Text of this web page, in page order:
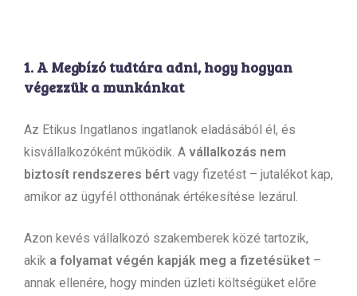
1. A Megbízó tudtára adni, hogy hogyan
végezzük a munkánkat
Az Etikus Ingatlanos ingatlanok eladásából él, és
kisvállalkozóként működik. A vállalkozás nem
biztosít rendszeres bért vagy fizetést – jutalékot kap,
amikor az ügyfél otthonának értékesítése lezárul.
Azon kevés vállalkozó szakemberek közé tartozik,
akik a folyamat végén kapják meg a fizetésüket –
annak ellenére, hogy minden üzleti költségüket előre